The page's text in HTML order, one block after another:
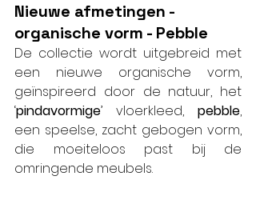
Nieuwe afmetingen -
organische vorm - Pebble
De collectie wordt uitgebreid met
een nieuwe organische vorm,
geïnspireerd door de natuur, het
‘pindavormige’ vloerkleed, pebble,
een speelse, zacht gebogen vorm,
die moeiteloos past bij de
omringende meubels.